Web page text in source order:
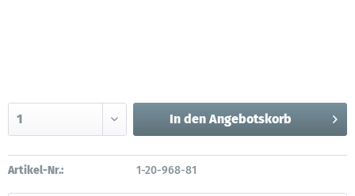
In den Angebotskorb
Artikel-Nr.: 1-20-968-81